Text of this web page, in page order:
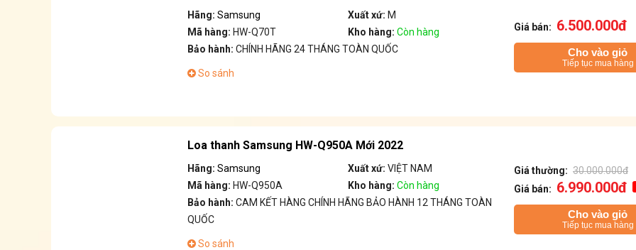
Hãng: Samsung Xuất xứ: M
Mã hàng: HW-Q70T Kho hàng: Còn hàng
Bảo hành: CHÍNH HÃNG 24 THÁNG TOÀN QUỐC
So sánh
Giá bán: 6.500.000đ
Cho vào giỏ
Tiếp tục mua hàng
Loa thanh Samsung HW-Q950A Mới 2022
Hãng: Samsung Xuất xứ: VIỆT NAM
Mã hàng: HW-Q950A Kho hàng: Còn hàng
Bảo hành: CAM KẾT HÀNG CHÍNH HÃNG BẢO HÀNH 12 THÁNG TOÀN
QUỐC
So sánh
Giá thường: 30.000.000đ
Giá bán: 6.990.000đ
Cho vào giỏ
Tiếp tục mua hàng